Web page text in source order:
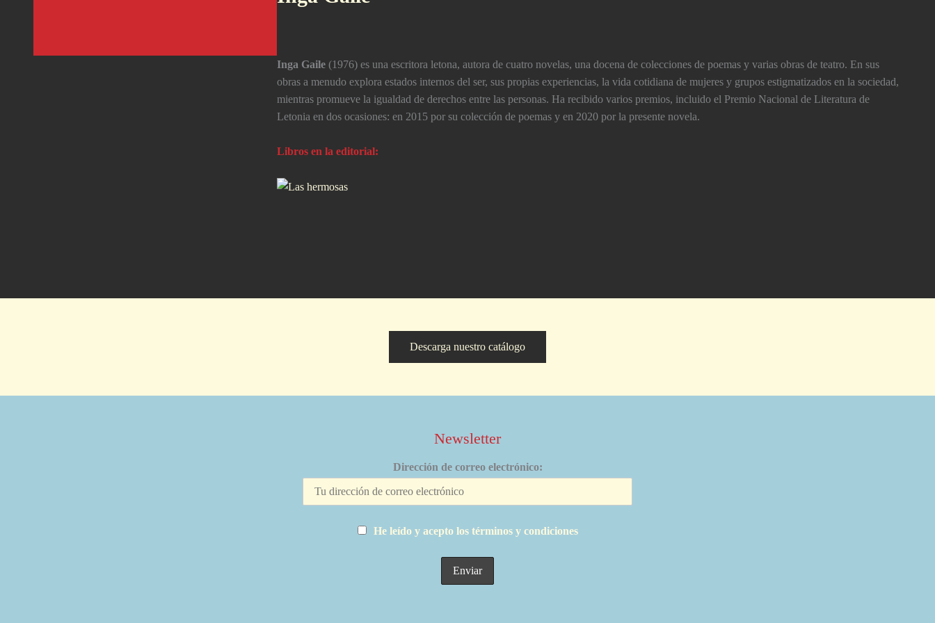
Inga Gaile (1976) es una escritora letona, autora de cuatro novelas, una docena de colecciones de poemas y varias obras de teatro. En sus
obras a menudo explora estados internos del ser, sus propias experiencias, la vida cotidiana de mujeres y grupos estigmatizados en la sociedad,
mientras promueve la igualdad de derechos entre las personas. Ha recibido varios premios, incluido el Premio Nacional de Literatura de
Letonia en dos ocasiones: en 2015 por su colección de poemas y en 2020 por la presente novela.
Libros en la editorial:
Descarga nuestro catálogo
Newsletter
Dirección de correo electrónico:
He leído y acepto los términos y condiciones